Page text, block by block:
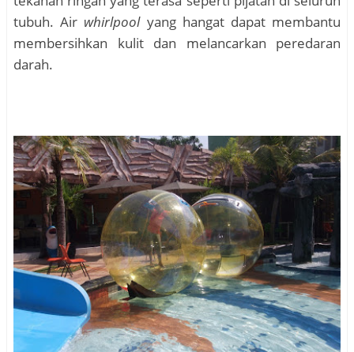
tubuh. Air whirlpoolyang hangat dapat membantu
membersihkan kulit dan melancarkan peredaran
darah.